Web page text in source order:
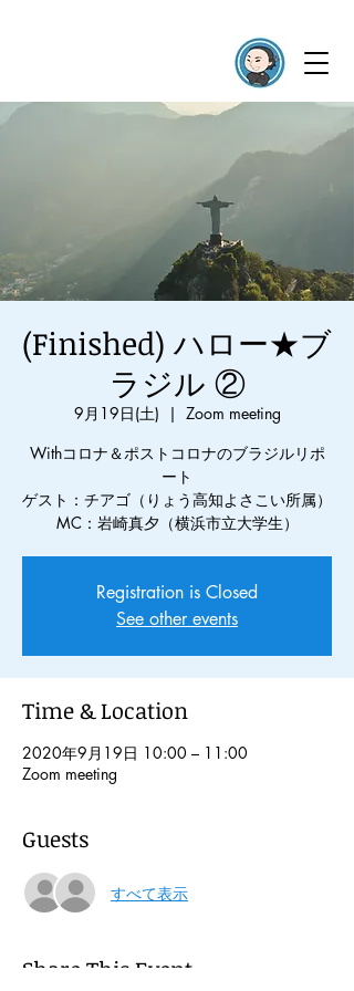
(Finished) ハロー★ブ
ラジル ②
9月19日(土)
  |
Zoom meeting
Withコロナ＆ポストコロナのブラジルリポ
ート
ゲスト：チアゴ（りょう高知よさこい所属）
MC：岩崎真夕（横浜市立大学生）
Registration is Closed
See other events
Time & Location
2020年9月19日 10:00 – 11:00
Zoom meeting
Guests
すべて表示
Share This Event